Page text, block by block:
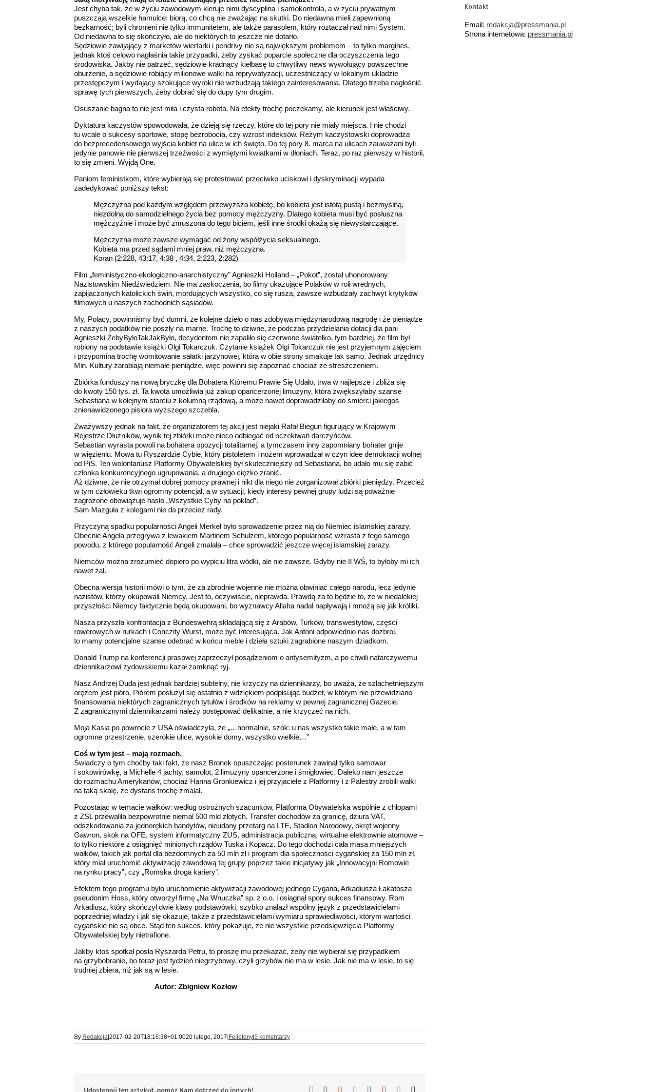
Jest chyba tak, że w życiu zawodowym kieruje nimi dyscyplina i samokontrola, a w życiu prywatnym
puszczają wszelkie hamulce: biorą, co chcą nie zważając na skutki. Do niedawna mieli zapewnioną
bezkarność; byli chronieni nie tylko immunitetem, ale także parasolem, który roztaczał nad nimi System.
Od niedawna to się skończyło, ale do niektórych to jeszcze nie dotarło.
Sędziowie zawijający z marketów wiertarki i pendrivy nie są największym problemem – to tylko margines,
jednak ktoś celowo nagłaśnia takie przypadki, żeby zyskać poparcie społeczne dla oczyszczenia tego
środowiska. Jakby nie patrzeć, sędziowie kradnący kiełbasę to chwytliwy news wywołujący powszechne
oburzenie, a sędziowie robiący milionowe wałki na reprywatyzacji, uczestniczący w lokalnym układzie
przestępczym i wydający szokujące wyroki nie wzbudzają takiego zainteresowania. Dlatego trzeba nagłośnić
sprawę tych pierwszych, żeby dobrać się do dupy tym drugim.
Osuszanie bagna to nie jest miła i czysta robota. Na efekty trochę poczekamy, ale kierunek jest właściwy.
Dyktatura kaczystów spowodowała, że dzieją się rzeczy, które do tej pory nie miały miejsca. I nie chodzi
tu wcale o sukcesy sportowe, stopę bezrobocia, czy wzrost indeksów. Reżym kaczystowski doprowadza
do bezprecedensowego wyjścia kobiet na ulice w ich święto. Do tej pory 8. marca na ulicach zauważani byli
jedynie panowie nie pierwszej trzeźwości z wymiętymi kwiatkami w dłoniach. Teraz, po raz pierwszy w historii,
to się zmieni. Wyjdą One.
Paniom feministkom, które wybierają się protestować przeciwko uciskowi i dyskryminacji wypada
zadedykować poniższy tekst:
Mężczyzna pod każdym względem przewyższa kobietę, bo kobieta jest istotą pustą i bezmyślną,
niezdolną do samodzielnego życia bez pomocy mężczyzny. Dlatego kobieta musi być posłuszna
mężczyźnie i może być zmuszona do tego biciem, jeśli inne środki okażą się niewystarczające.
Mężczyzna może zawsze wymagać od żony współżycia seksualnego.
Kobieta ma przed sądami mniej praw, niż mężczyzna.
Koran (2:228, 43:17, 4:38 , 4:34, 2:223, 2:282)
Film „feministyczno-ekologiczno-anarchistyczny” Agnieszki Holland – „Pokot”, został uhonorowany
Nazistowskim Niedźwiedziem. Nie ma zaskoczenia, bo filmy ukazujące Polaków w roli wrednych,
zapijaczonych katolickich świń, mordujących wszystko, co się rusza, zawsze wzbudzały zachwyt krytyków
filmowych u naszych zachodnich sąsiadów.
My, Polacy, powinniśmy być dumni, że kolejne dzieło o nas zdobywa międzynarodową nagrodę i że pieniądze
z naszych podatków nie poszły na marne. Trochę to dziwne, że podczas przydzielania dotacji dla pani
Agnieszki ŻebyByłoTakJakByło, decydentom nie zapaliło się czerwone światełko, tym bardziej, że film był
robiony na podstawie książki Olgi Tokarczuk. Czytanie książek Olgi Tokarczuk nie jest przyjemnym zajęciem
i przypomina trochę womitowanie sałatki jarzynowej, która w obie strony smakuje tak samo. Jednak urzędnicy
Min. Kultury zarabiają niemałe pieniądze, więc powinni się zapoznać chociaż ze streszczeniem.
Zbiórka funduszy na nową bryczkę dla Bohatera Któremu Prawie Się Udało, trwa w najlepsze i zbliża się
do kwoty 150 tys. zł. Ta kwota umożliwia już zakup opancerzonej limuzyny, która zwiększyłaby szanse
Sebastiana w kolejnym starciu z kolumną rządową, a może nawet doprowadziłaby do śmierci jakiegoś
znienawidzonego pisiora wyższego szczebla.
Zważywszy jednak na fakt, że organizatorem tej akcji jest niejaki Rafał Biegun figurujący w Krajowym
Rejestrze Dłużników, wynik tej zbiórki może nieco odbiegać od oczekiwań darczyńców.
Sebastian wyrasta powoli na bohatera opozycji totalitarnej, a tymczasem inny zapomniany bohater gnije
w więzieniu. Mowa tu Ryszardzie Cybie, który pistoletem i nożem wprowadzał w czyn idee demokracji wolnej
od PiS. Ten wolontariusz Platformy Obywatelskiej był skuteczniejszy od Sebastiana, bo udało mu się zabić
członka konkurencyjnego ugrupowania, a drugiego ciężko zranić.
Aż dziwne, że nie otrzymał dobrej pomocy prawnej i nikt dla niego nie zorganizował zbiórki pieniędzy. Przecież
w tym człowieku tkwi ogromny potencjał, a w sytuacji, kiedy interesy pewnej grupy ludzi są poważnie
zagrożone obowiązuje hasło „Wszystkie Cyby na pokład”.
Sam Mazguła z kolegami nie da przecież rady.
Przyczyną spadku popularności Angeli Merkel było sprowadzenie przez nią do Niemiec islamskiej zarazy.
Obecnie Angela przegrywa z lewakiem Martinem Schulzem, którego popularność wzrasta z tego samego
powodu, z którego popularność Angeli zmalała – chce sprowadzić jeszcze więcej islamskiej zarazy.
Niemców można zrozumieć dopiero po wypiciu litra wódki, ale nie zawsze. Gdyby nie II WŚ, to byłoby mi ich
nawet żal.
Obecna wersja historii mówi o tym, że za zbrodnie wojenne nie można obwiniać całego narodu, lecz jedynie
nazistów, którzy okupowali Niemcy. Jest to, oczywiście, nieprawda. Prawdą za to będzie to, że w niedalekiej
przyszłości Niemcy faktycznie będą okupowani, bo wyznawcy Allaha nadal napływają i mnożą się jak króliki.
Nasza przyszła konfrontacja z Bundeswehrą składającą się z Arabów, Turków, transwestytów, części
rowerowych w rurkach i Conczity Wurst, może być interesująca. Jak Antoni odpowiednio nas dozbroi,
to mamy potencjalne szanse odebrać w końcu meble i dzieła sztuki zagrabione naszym dziadkom.
Donald Trump na konferencji prasowej zaprzeczył posądzeniom o antysemityzm, a po chwili natarczywemu
dziennikarzowi żydowskiemu kazał zamknąć ryj.
Nasz Andrzej Duda jest jednak bardziej subtelny, nie krzyczy na dziennikarzy, bo uważa, że szlachetniejszym
orężem jest pióro. Piórem posłużył się ostatnio z wdziękiem podpisując budżet, w którym nie przewidziano
finansowania niektórych zagranicznych tytułów i środków na reklamy w pewnej zagranicznej Gazecie.
Z zagranicznymi dziennikarzami należy postępować delikatnie, a nie krzyczeć na nich.
Moja Kasia po powrocie z USA oświadczyła, że „…normalnie, szok: u nas wszystko takie małe, a w tam
ogromne przestrzenie, szerokie ulice, wysokie domy, wszystko wielkie…”
Coś w tym jest – mają rozmach.
Świadczy o tym choćby taki fakt, że nasz Bronek opuszczając posterunek zawinął tylko samowar
i sokowirówkę, a Michelle 4 jachty, samolot, 2 limuzyny opancerzone i śmigłowiec. Daleko nam jeszcze
do rozmachu Amerykanów, chociaż Hanna Gronkiewicz i jej przyjaciele z Platformy i z Palestry zrobili wałki
na taką skalę, że dystans trochę zmalał.
Pozostając w temacie wałków: według ostrożnych szacunków, Platforma Obywatelska wspólnie z chłopami
z ZSL przewaliła bezpowrotnie niemal 500 mld złotych. Transfer dochodów za granicę, dziura VAT,
odszkodowania za jednorękich bandytów, nieudany przetarg na LTE, Stadion Narodowy, okręt wojenny
Gawron, skok na OFE, system informatyczny ZUS, administracja publiczna, wirtualne elektrownie atomowe –
to tylko niektóre z osiągnięć minionych rządów Tuska i Kopacz. Do tego dochodzi cała masa mniejszych
wałków, takich jak portal dla bezdomnych za 50 mln zł i program dla społeczności cygańskiej za 150 mln zł,
który miał uruchomić aktywizację zawodową tej grupy poprzez takie inicjatywy jak „Innowacyjni Romowie
na rynku pracy”, czy „Romska droga kariery”.
Efektem tego programu było uruchomienie aktywizacji zawodowej jednego Cygana, Arkadiusza Łakatosza
pseudonim Hoss, który otworzył firmę „Na Wnuczka” sp. z o.o. i osiągnął spory sukces finansowy. Rom
Arkadiusz, który skończył dwie klasy podstawówki, szybko znalazł wspólny język z przedstawicielami
poprzedniej władzy i jak się okazuje, także z przedstawicielami wymiaru sprawiedliwości, którym wartości
cygańskie nie są obce. Stąd ten sukces, który pokazuje, że nie wszystkie przedsięwzięcia Platformy
Obywatelskiej były nietrafione.
Jakby ktoś spotkał posła Ryszarda Petru, to proszę mu przekazać, żeby nie wybierał się przypadkiem
na grzybobranie, bo teraz jest tydzień niegrzybowy, czyli grzybów nie ma w lesie. Jak nie ma w lesie, to się
trudniej zbiera, niż jak są w lesie.
Autor: Zbigniew Kozłow
By Redakcja 2017-02-20T18:16:38+01:0020 lutego, 2017 Felietony 5 komentarzy
Udostępnij ten artykuł, pomóż Nam dotrzeć do innych! Facebook Reddit LinkedIn
TumblrPinterest
Kontakt
Email: redakcja@pressmania.pl
Strona internetowa: pressmania.pl